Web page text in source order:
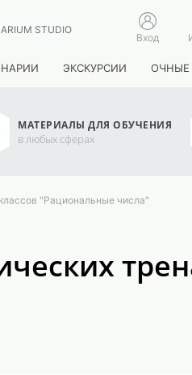
STUDIO
Вход
ЭКСКУРСИИ ОЧНЫЕ
МАТЕРИАЛЫ ДЛЯ ОБУЧЕНИЯ
в любых сферах
"Рациональные числа"